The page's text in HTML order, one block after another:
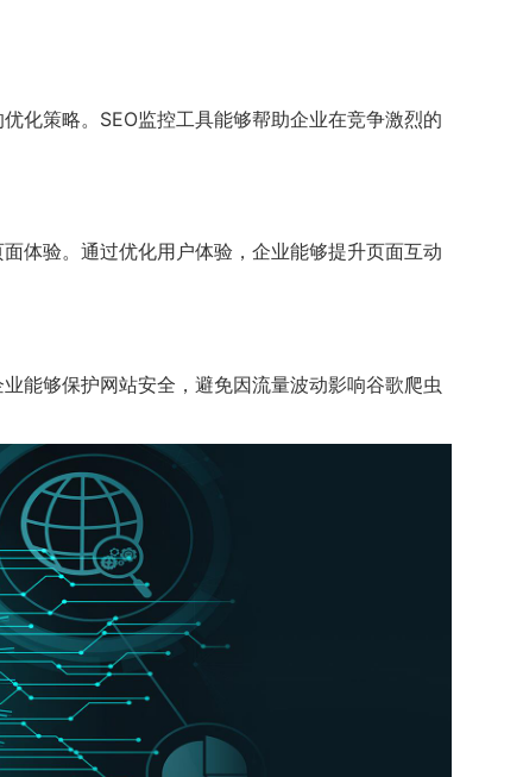
化策略。SEO监控工具能够帮助企业在竞争激烈的
体验。通过优化用户体验，企业能够提升页面互动
能够保护网站安全，避免因流量波动影响谷歌爬虫